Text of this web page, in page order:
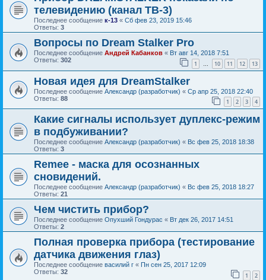
телевидению (канал ТВ-3)
Последнее сообщение к-13 « Сб фев 23, 2019 15:46
Ответы: 3
Вопросы по Dream Stalker Pro
Последнее сообщение Андрей Кабанков « Вт авг 14, 2018 7:51
Ответы: 302 1 … 10 11 12 13
Новая идея для DreamStalker
Последнее сообщение Александр (разработчик) « Ср апр 25, 2018 22:40
Ответы: 88 1 2 3 4
Какие сигналы использует дуплекс-режим
в подбуживании?
Последнее сообщение Александр (разработчик) « Вс фев 25, 2018 18:38
Ответы: 3
Remee - маска для осознанных
сновидений.
Последнее сообщение Александр (разработчик) « Вс фев 25, 2018 18:27
Ответы: 21
Чем чистить прибор?
Последнее сообщение Опухший Гондурас « Вт дек 26, 2017 14:51
Ответы: 2
Полная проверка прибора (тестирование
датчика движения глаз)
Последнее сообщение василий г « Пн сен 25, 2017 12:09
Ответы: 32 1 2